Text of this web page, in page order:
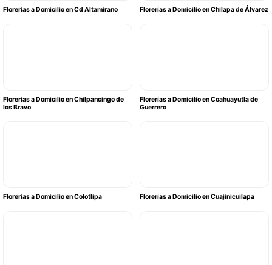
Florerías a Domicilio en Cd Altamirano Florerías a Domicilio en Chilapa de Álvarez
Florerías a Domicilio en Chilpancingo de
los Bravo
Florerías a Domicilio en Coahuayutla de
Guerrero
Florerías a Domicilio en Colotlipa Florerías a Domicilio en Cuajinicuilapa